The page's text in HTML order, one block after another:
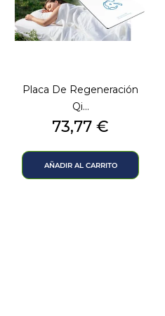
Placa De Regeneración
Qi...
Precio
73,77 €
AÑADIR AL CARRITO